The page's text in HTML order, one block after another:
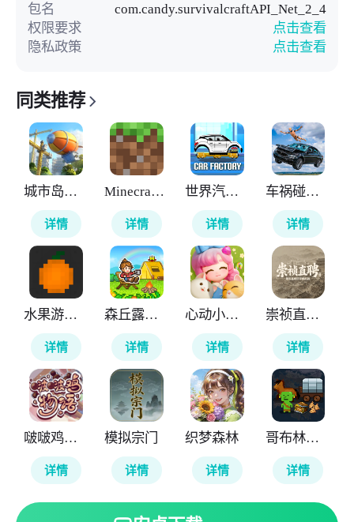
包名
com.candy.survivalcraftAPI_Net_2_4
权限要求
点击查看
隐私政策
点击查看
同类推荐
城市岛屿5豪华版
详情
Minecraft基岩版
详情
世界汽车工厂
详情
车祸碰撞模拟器3
详情
水果游乐场国际版
详情
森丘露营地物语
详情
心动小镇国际服
详情
崇祯直聘明末官场沉浮模拟器
详情
啵啵鸡物语
详情
模拟宗门
详情
织梦森林
详情
哥布林的商队
详情